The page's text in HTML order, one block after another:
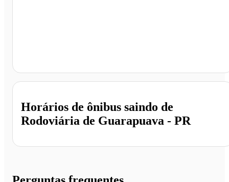
Horários de ônibus saindo de
Rodoviária de Guarapuava - PR